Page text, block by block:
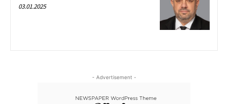
03.01.2025
- Advertisement -